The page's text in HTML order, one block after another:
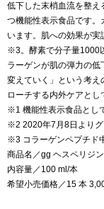
低下した末梢血流を整え
つ機能性表示食品です。
います。肌への効果が
※3。酵素で分子量1000
ラーゲンが肌の弾力の
変えていく」という考
ローチする内外ケアとし
※1 機能性表示食品とし
※2 2020年7月8日より
※3 コラーゲンペプチド
商品名／gg ヘスペリジ
内容量／100 ml/本
希望小売価格／15 本